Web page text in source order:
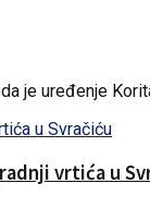
je uređenje
vrtića u